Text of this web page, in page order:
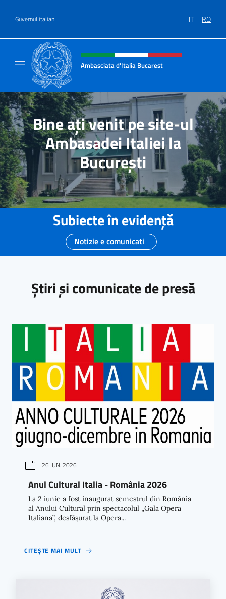
Guvernul italian IT RO
Header, social and menu of site
Ambasciata d'Italia Bucarest
Bine ați venit pe site-ul
Ambasadei Italiei la
București
Subiecte în evidență
Notizie e comunicati
Știri și comunicate de presă
26 IUN. 2026
Anul Cultural Italia - România 2026
La 2 iunie a fost inaugurat semestrul din România
al Anului Cultural prin spectacolul „Gala Opera
Italiana”, desfășurat la Opera...
CITEȘTE MAI MULT